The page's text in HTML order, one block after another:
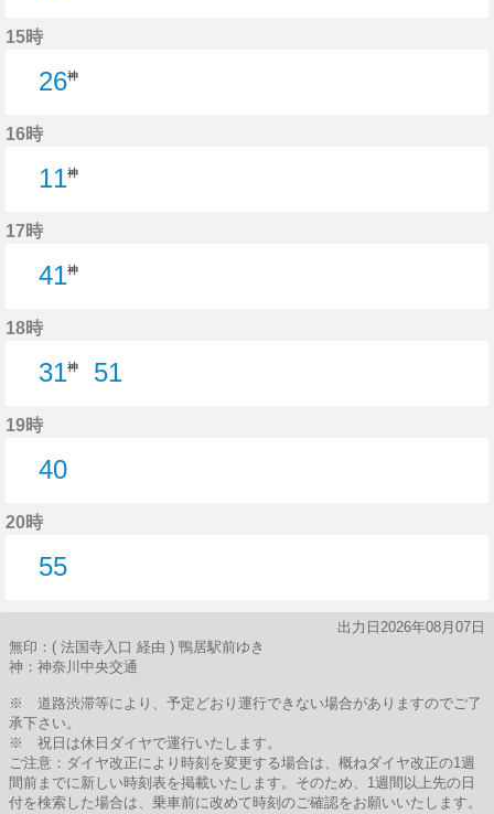
15時
26神
16時
11神
17時
41神
18時
31神
51
19時
40
20時
55
出力日2026年08月07日
無印：( 法国寺入口 経由 ) 鴨居駅前ゆき
神：神奈川中央交通
※ 道路渋滞等により、予定どおり運行できない場合がありますのでご了
承下さい。
※ 祝日は休日ダイヤで運行いたします。
ご注意：ダイヤ改正により時刻を変更する場合は、概ねダイヤ改正の1週
間前までに新しい時刻表を掲載いたします。そのため、1週間以上先の日
付を検索した場合は、乗車前に改めて時刻のご確認をお願いいたします。